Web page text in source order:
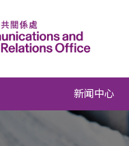
新闻中心